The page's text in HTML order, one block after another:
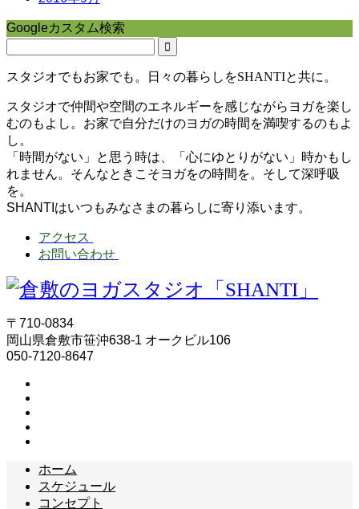
Googleカスタム検索
スタジオでもお家でも。日々の暮らしをSHANTIと共に。
スタジオで仲間や空間のエネルギーを感じながらヨガを楽し
むのもよし。お家で自分だけのヨガの時間を満喫するのもよ
し。
「時間がない」と思う時は、「心にゆとりがない」時かもし
れません。そんなときこそヨガをの時間を。そして深呼吸
を。
SHANTIはいつもみなさまの暮らしに寄り添います。
アクセス
お問い合わせ
〒710-0834
岡山県倉敷市笹沖638-1 オークビル106
050-7120-8647
ホーム
スケジュール
コンセプト